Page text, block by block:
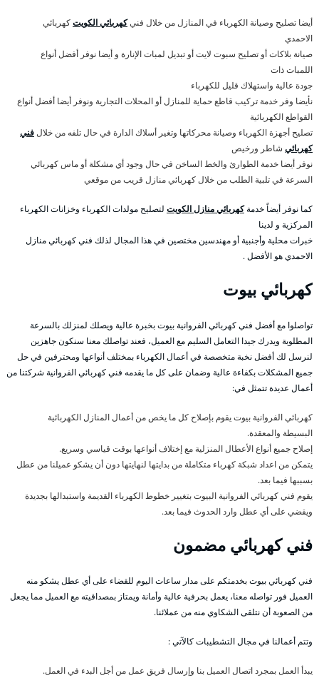
أيضا تصليح وصيانة الكهرباء في المنازل من خلال فنيكهربائي الكويتكهربائي
الاحمدي
صيانة بلاكات أو تصليح سبوت لايت أو تبديل لمبات الإنارة و أيضا نوفر أفضل أنواع
اللمبات ذات
جودة عالية واستهلاك قليل للكهرباء
نأيضا وفر خدمة تركيب قاطع حماية للمنازل أو المحلات التجارية ونوفر أيضا أفضل أنواع
القواطع الكهربائية
تصليح أجهزة الكهرباء وصيانة محركاتها وتغير أسلاك الدارة في حال تلفه من خلالفني
كهربائي شاطر ورخيص
نوفر أيضا خدمة الطوارئ والخط الساخن في حال وجود أي مشكلة أو ماس كهربائي
السرعة في تلبية الطلب من خلال كهربائي منازل قريب من موقعي
كما نوفر أيضاً خدمةكهربائي منازل الكويت لتصليح مولدات الكهرباء وخزانات الكهرباء
المركزية و لدينا
خبرات محلية وأجنبية أو مهندسين مختصين في هذا المجال لذلك فني كهربائي منازل
الاحمدي هو الأفضل .
كهربائي بيوت
تواصلوا مع أفضل فني كهربائي الفروانية بيوت بخبرة عالية ويصلك لمنزلك بالسرعة
المطلوبة ويدرك جيدا التعامل السليم مع العميل، فعند تواصلك معنا سنكون جاهزين
لنرسل لك أفضل نخبة متخصصة في أعمال الكهرباء بمختلف أنواعها ومحترفين في حل
جميع المشكلات بكفاءة عالية وضمان على كل ما يقدمه فني كهربائي الفروانية شركتنا من
أعمال عديدة تتمثل في:
كهربائي الفروانية بيوت يقوم بإصلاح كل ما يخص من أعمال المنازل الكهربائية
البسيطة والمعقدة.
إصلاح جميع أنواع الأعطال المنزلية مع إختلاف أنواعها بوقت قياسي وسريع.
يتمكن من اعداد شبكة كهرباء متكاملة من بدايتها لنهايتها دون أن يشكو عميلنا من عطل
بسببها فيما بعد.
يقوم فني كهربائي الفروانية البيوت بتغيير خطوط الكهرباء القديمة واستبدالها بجديدة
ويقضي على أي عطل وارد الحدوث فيما بعد.
فني كهربائي مضمون
فني كهربائي بيوت بخدمتكم على مدار ساعات اليوم للقضاء على أي عطل يشكو منه
العميل فور تواصله معنا، يعمل بحرفية عالية وأمانة ويمتاز بمصداقيته مع العميل مما يجعل
من الصعوبة أن نتلقى الشكاوي منه من عملائنا.
وتتم أعمالنا في مجال التشطيبات كالآتي :
يبدأ العمل بمجرد اتصال العميل بنا وإرسال فريق عمل من أجل البدء في العمل.